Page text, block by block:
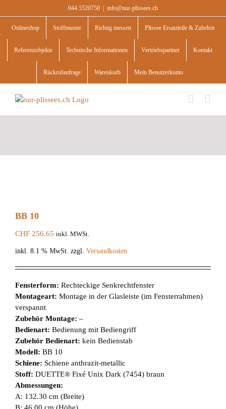
to
content
044 5520750 info@nur-plissees.ch
Onlineshop Stoffmuster Richtig messen Plissee Ersatzteile & Zubehör
Referenzobjekte Technische Informationen Vertriebspartner Kontakt
Rückrufanfrage Warenkorb Mein Benutzerkonto
BB 10
CHF 256.65 inkl. MWSt.
inkl. 8.1 % MwSt. zzgl. Versandkosten
Fensterform: Rechteckige Senkrechtfenster
Montageart: Montage in der Glasleiste (im Fensterrahmen)
verspannt
Zubehör Montage: –
Bedienart: Bedienung mit Bediengriff
Zubehör Bedienart: kein Bedienstab
Modell: BB 10
Schiene: Schiene anthrazit-metallic
Stoff: DUETTE® Fixé Unix Dark (7454) braun
Abmessungen:
A: 132.30 cm (Breite)